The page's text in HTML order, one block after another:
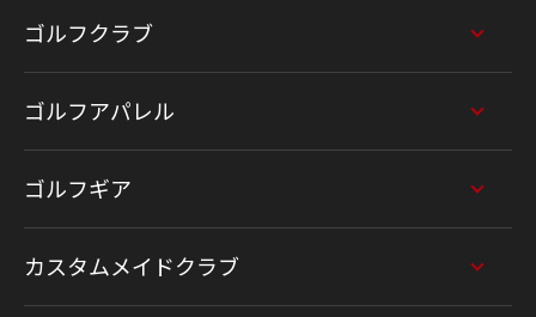
ゴルフクラブ
ゴルフアパレル
ゴルフギア
カスタムメイドクラブ